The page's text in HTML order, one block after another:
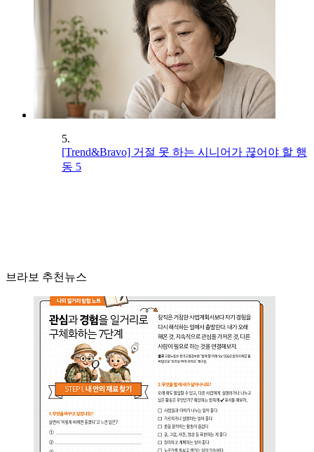
5.
[Trend&Bravo] 거절 못 하는 시니어가 끊어야 할 행
동 5
브라보 추천뉴스